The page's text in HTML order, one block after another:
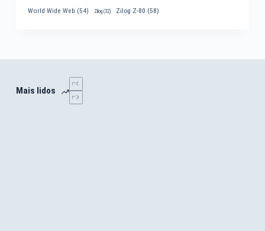
World Wide Web (54) Zilog(32) Zilog Z-80 (58)
Mais lidos